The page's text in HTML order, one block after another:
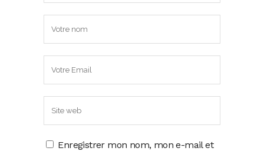
Enregistrer mon nom, mon e-mail et